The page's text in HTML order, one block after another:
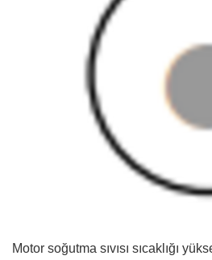
Motor soğutma sıvısı sıcaklığı